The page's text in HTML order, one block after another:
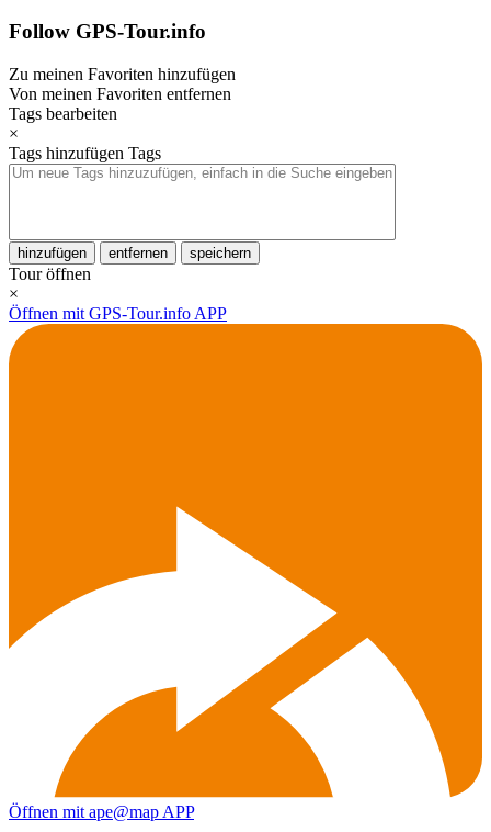
Follow GPS-Tour.info
Zu meinen Favoriten hinzufügen
Von meinen Favoriten entfernen
Tags bearbeiten
×
Tags hinzufügen Tags
hinzufügen entfernen speichern
Tour öffnen
×
Öffnen mit GPS-Tour.info APP
Öffnen mit ape@map APP